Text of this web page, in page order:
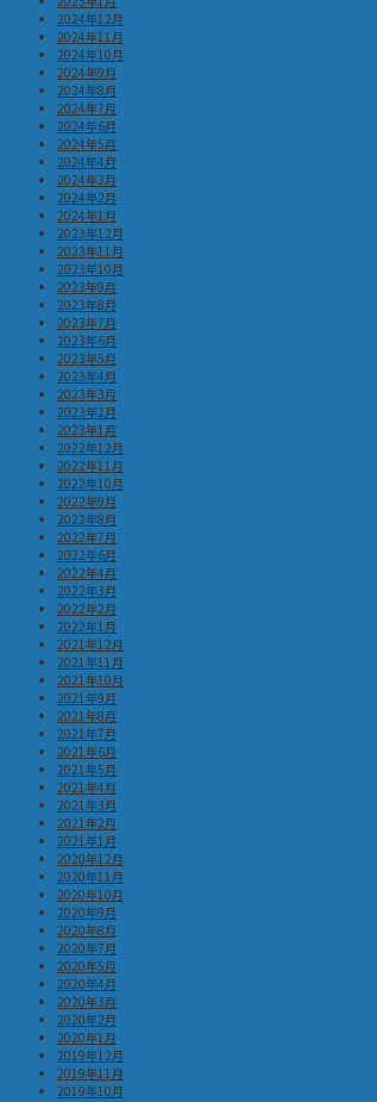
2024年12月
2024年11月
2024年10月
2024年9月
2024年8月
2024年7月
2024年6月
2024年5月
2024年4月
2024年3月
2024年2月
2024年1月
2023年12月
2023年11月
2023年10月
2023年9月
2023年8月
2023年7月
2023年6月
2023年5月
2023年4月
2023年3月
2023年2月
2023年1月
2022年12月
2022年11月
2022年10月
2022年9月
2022年8月
2022年7月
2022年6月
2022年4月
2022年3月
2022年2月
2022年1月
2021年12月
2021年11月
2021年10月
2021年9月
2021年8月
2021年7月
2021年6月
2021年5月
2021年4月
2021年3月
2021年2月
2021年1月
2020年12月
2020年11月
2020年10月
2020年9月
2020年8月
2020年7月
2020年5月
2020年4月
2020年3月
2020年2月
2020年1月
2019年12月
2019年11月
2019年10月